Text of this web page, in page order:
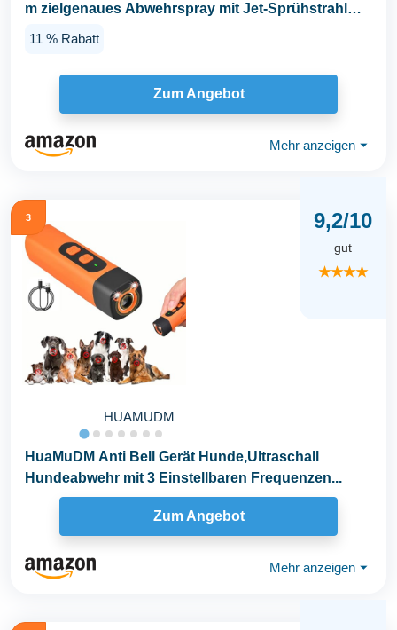
m zielgenaues Abwehrspray mit Jet-Sprühstrahl
11 % Rabatt
Zum Angebot
Mehr anzeigen ⏷
3
HUAMUDM
9,2/10
gut
★★★★
HuaMuDM Anti Bell Gerät Hunde,Ultraschall
Hundeabwehr mit 3 Einstellbaren Frequenzen...
Zum Angebot
Mehr anzeigen ⏷